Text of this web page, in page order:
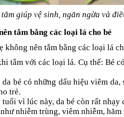
giúp vệ sinh, ngăn ngừa và
tắm bằng các loại lá cho bé
nên tắm bằng các loại lá
tắm với các loại lá. Cụ thể: Bé
bé có những dấu hiệu viêm
trẻ.
vì lúc này, da bé còn rất
nhiễm trùng, viêm nhiễm,